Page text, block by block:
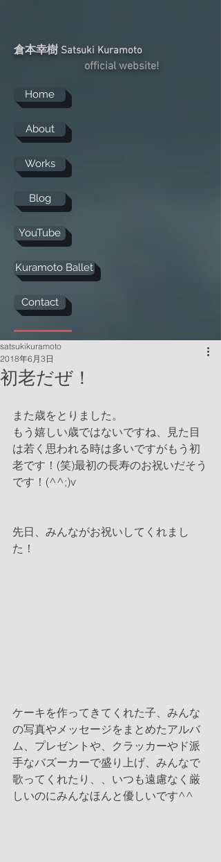
倉本幸樹 Satsuki Kuramoto
official website!
Home
About
Works
Blog
YouTube
Kuramoto Ballet
Contact
初老だぜ！
satsukikuramoto
2018年6月3日
また歳をとりました。
もう嬉しい歳ではないですね、見た目
は若く思われる時は多いですがもう初
老です！(笑)最初の長寿のお祝いだそう
です！(^^;)v
先日、みんながお祝いしてくれまし
た！
ケーキを作ってきてくれた子、みんな
の写真やメッセージをまとめたアルバ
ム、プレゼントや、クラッカーやド派
手なバズーカーで盛り上げ、みんなで
歌ってくれたり、、いつも遠慮なく厳
しいのにみんなほんと優しいです^^